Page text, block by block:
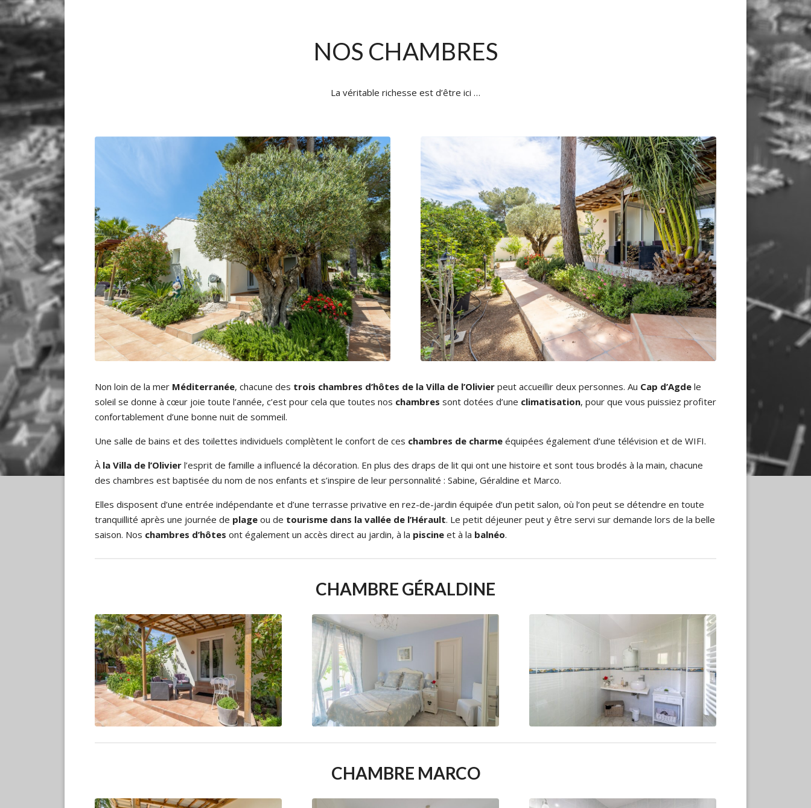
NOS CHAMBRES
La véritable richesse est d’être ici …
Non loin de la mer Méditerranée, chacune des trois chambres d’hôtes de la Villa de l’Olivier peut accueillir deux personnes. Au Cap d’Agde le
soleil se donne à cœur joie toute l’année, c’est pour cela que toutes nos chambres sont dotées d’une climatisation, pour que vous puissiez profiter
confortablement d’une bonne nuit de sommeil.
Une salle de bains et des toilettes individuels complètent le confort de ces chambres de charme équipées également d’une télévision et de WIFI.
À la Villa de l’Olivier l’esprit de famille a influencé la décoration. En plus des draps de lit qui ont une histoire et sont tous brodés à la main, chacune
des chambres est baptisée du nom de nos enfants et s’inspire de leur personnalité : Sabine, Géraldine et Marco.
Elles disposent d’une entrée indépendante et d’une terrasse privative en rez-de-jardin équipée d’un petit salon, où l‘on peut se détendre en toute
tranquillité après une journée de plage ou de tourisme dans la vallée de l’Hérault. Le petit déjeuner peut y être servi sur demande lors de la belle
saison. Nos chambres d’hôtes ont également un accès direct au jardin, à la piscine et à la balnéo.
CHAMBRE GÉRALDINE
CHAMBRE MARCO